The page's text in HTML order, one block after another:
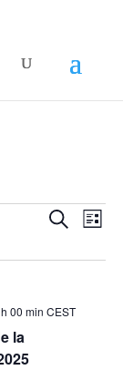
vues
Recherche
de
Liste
la
00 min CEST